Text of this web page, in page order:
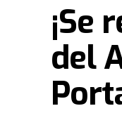
¡Se
del